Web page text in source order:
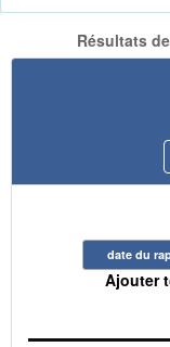
Résultats
date du
Ajouter